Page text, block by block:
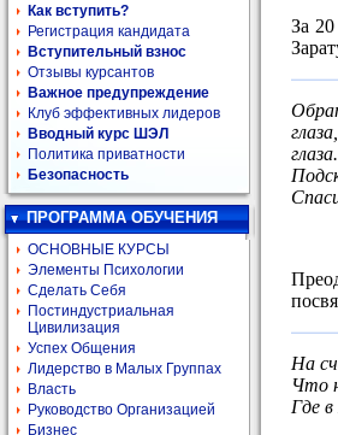
Как вступить?
Регистрация кандидата
Вступительный взнос
Отзывы курсантов
Важное предупреждение
Клуб эффективных лидеров
Вводный курс ШЭЛ
Политика приватности
Безопасность
ПРОГРАММА ОБУЧЕНИЯ
ОСНОВНЫЕ КУРСЫ
Элементы Психологии
Сделать Себя
Постиндустриальная
Цивилизация
Успех Общения
Лидерство в Малых Группах
Власть
Руководство Организацией
Бизнес
За
На
Что
Где